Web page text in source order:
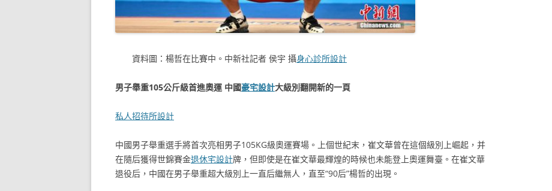
資料圖：楊哲在比賽中。中新社記者 侯宇 攝身心診所設計
男子舉重105公斤級首進奧運 中國豪宅設計大級別翻開新的一頁
私人招待所設計
中國男子舉重選手將首次亮相男子105KG級奧運賽場。上個世紀末，崔文華曾在這個級別上崛起，并
在隨后獲得世錦賽金退休宅設計牌，但即使是在崔文華最輝煌的時候也未能登上奧運舞臺。在崔文華
退役后，中國在男子舉重超大級別上一直后繼無人，直至“90后”楊哲的出現。